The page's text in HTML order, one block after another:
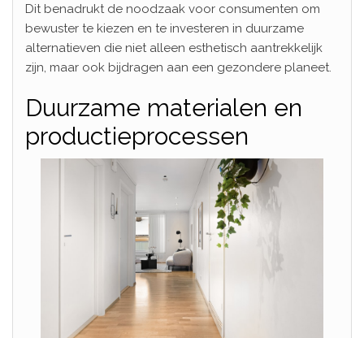
Dit benadrukt de noodzaak voor consumenten om
bewuster te kiezen en te investeren in duurzame
alternatieven die niet alleen esthetisch aantrekkelijk
zijn, maar ook bijdragen aan een gezondere planeet.
Duurzame materialen en
productieprocessen